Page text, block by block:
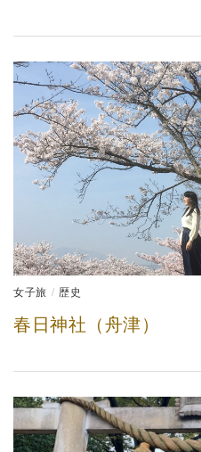
女子旅 歴史
春日神社（舟津）